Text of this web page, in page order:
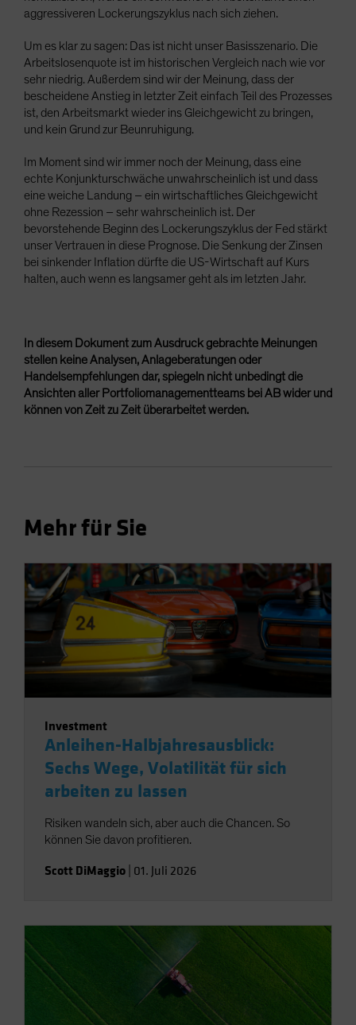
aggressiveren Lockerungszyklus nach sich ziehen.
Um es klar zu sagen: Das ist nicht unser Basisszenario. Die
Arbeitslosenquote ist im historischen Vergleich nach wie vor
sehr niedrig. Außerdem sind wir der Meinung, dass der
bescheidene Anstieg in letzter Zeit einfach Teil des Prozesses
ist, den Arbeitsmarkt wieder ins Gleichgewicht zu bringen,
und kein Grund zur Beunruhigung.
Im Moment sind wir immer noch der Meinung, dass eine
echte Konjunkturschwäche unwahrscheinlich ist und dass
eine weiche Landung – ein wirtschaftliches Gleichgewicht
ohne Rezession – sehr wahrscheinlich ist. Der
bevorstehende Beginn des Lockerungszyklus der Fed stärkt
unser Vertrauen in diese Prognose. Die Senkung der Zinsen
bei sinkender Inflation dürfte die US-Wirtschaft auf Kurs
halten, auch wenn es langsamer geht als im letzten Jahr.
In diesem Dokument zum Ausdruck gebrachte Meinungen
stellen keine Analysen, Anlageberatungen oder
Handelsempfehlungen dar, spiegeln nicht unbedingt die
Ansichten aller Portfoliomanagementteams bei AB wider und
können von Zeit zu Zeit überarbeitet werden.
Mehr für Sie
Investment
Anleihen-Halbjahresausblick:
Sechs Wege, Volatilität für sich
arbeiten zu lassen
Risiken wandeln sich, aber auch die Chancen. So
können Sie davon profitieren.
Scott DiMaggio 01. Juli 2026